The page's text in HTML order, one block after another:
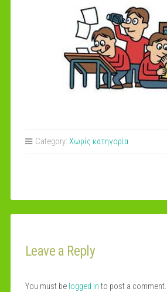
Category: Χωρίς κατηγορία
Leave a Reply
You must be logged in to post a comment.